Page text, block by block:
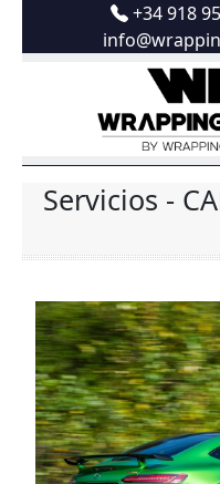
+34 918
Servicios -